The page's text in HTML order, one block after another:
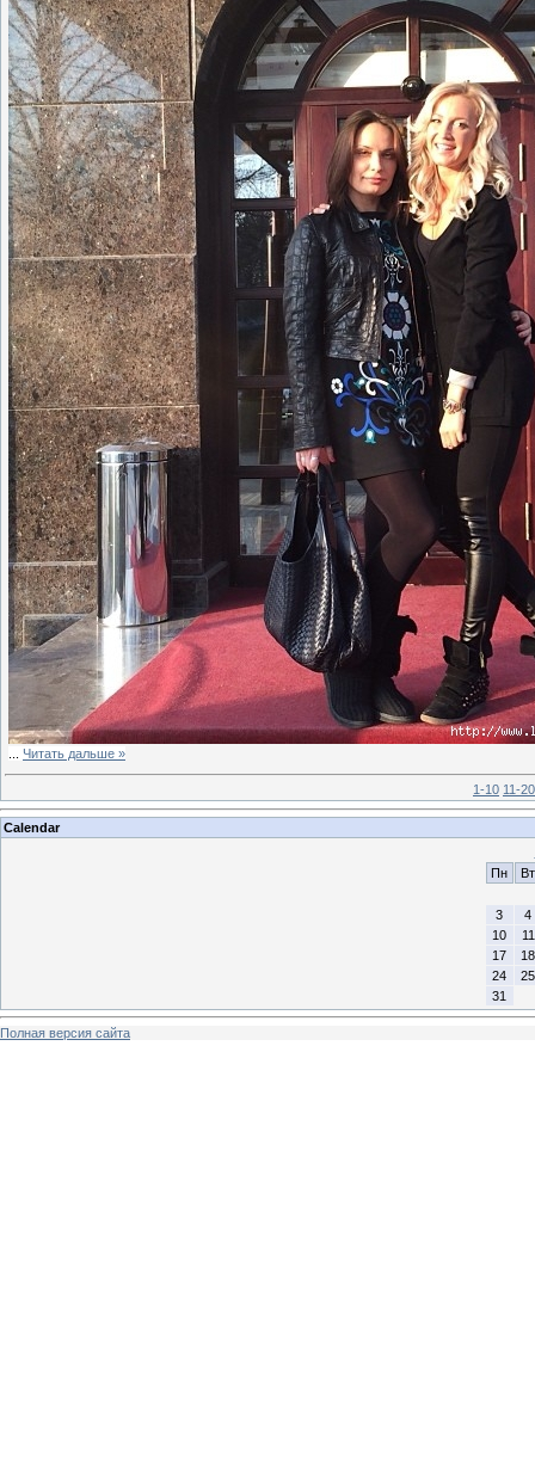
Читать дальше »
1-10 11-20
Calendar
Пн
Вт
3
4
10
11
17
18
24
25
31
Полная версия сайта